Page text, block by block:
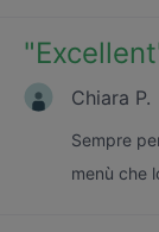
"Excellent
Chiara P.
Sempre
menù che